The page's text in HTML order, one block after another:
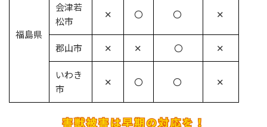
福島県
会津若
松市
✕ 〇 〇 ✕
郡山市 ✕ ✕ 〇 ✕
いわき
市
✕ 〇 〇 ✕